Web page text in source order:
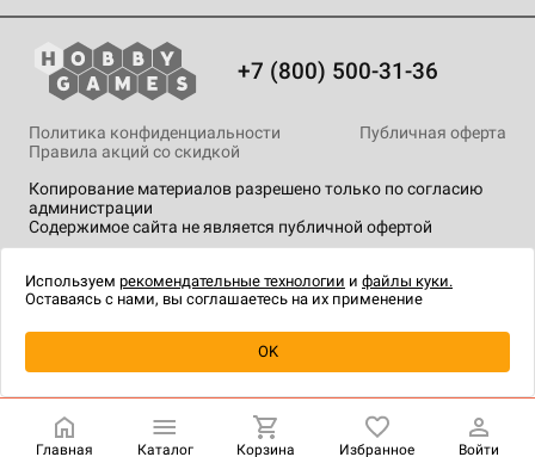
+7 (800) 500-31-36
Копирование материалов разрешено только по согласию
администрации
Содержимое сайта не является публичной офертой
Политика конфиденциальности
Публичная оферта
Правила акций со скидкой
технологии.
Главная Каталог Корзина Избранное Войти
Используем рекомендательные технологии и файлы куки.
Оставаясь с нами, вы соглашаетесь на их применение
OK